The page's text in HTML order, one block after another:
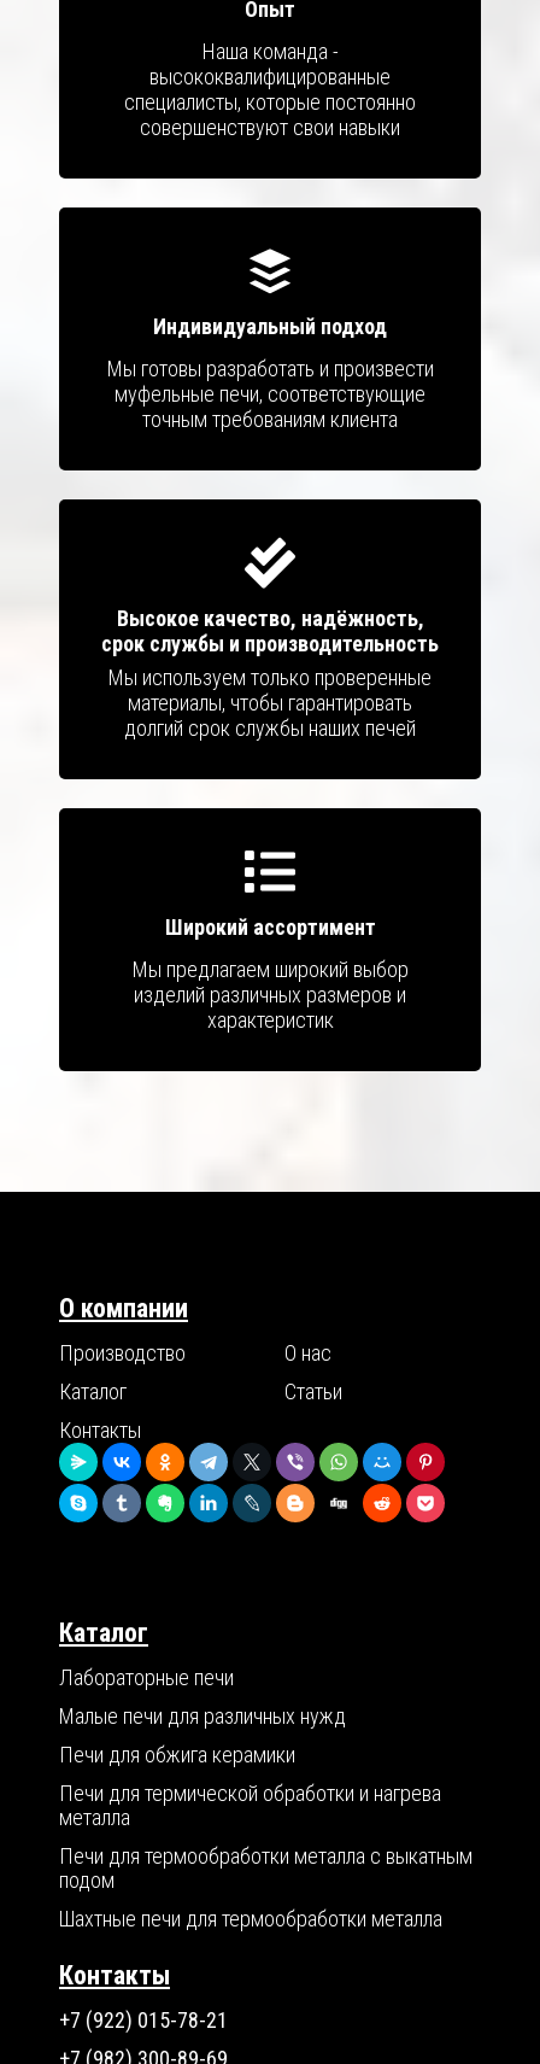
Опыт
Наша команда -
высококвалифицированные
специалисты, которые постоянно
совершенствуют свои навыки
Индивидуальный подход
Мы готовы разработать и произвести
муфельные печи, соответствующие
точным требованиям клиента
Высокое качество, надёжность,
срок службы и производительность
Мы используем только проверенные
материалы, чтобы гарантировать
долгий срок службы наших печей
Широкий ассортимент
Мы предлагаем широкий выбор
изделий различных размеров и
характеристик
О компании
Производство
О нас
Каталог
Статьи
Контакты
Каталог
Лабораторные печи
Малые печи для различных нужд
Печи для обжига керамики
Печи для термической обработки и нагрева
металла
Печи для термообработки металла с выкатным
подом
Шахтные печи для термообработки металла
Контакты
+7 (922) 015-78-21